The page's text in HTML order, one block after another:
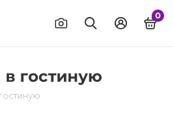
0
гостиную